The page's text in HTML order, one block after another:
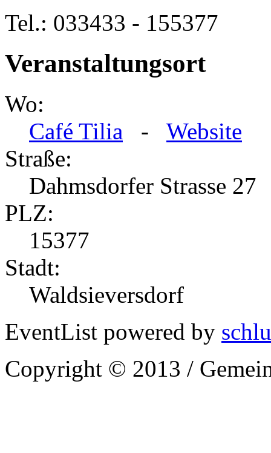
Tel.: 033433 - 155377
Veranstaltungsort
Wo:
Café Tilia - Website
Straße:
Dahmsdorfer Strasse 27
PLZ:
15377
Stadt:
Waldsieversdorf
EventList powered by
Copyright © 2013 /